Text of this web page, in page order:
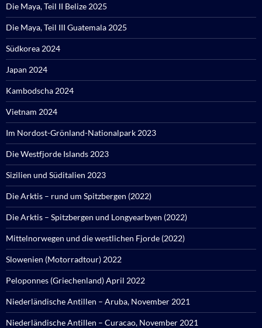
Die Maya, Teil II Belize 2025
Die Maya, Teil III Guatemala 2025
Südkorea 2024
Japan 2024
Kambodscha 2024
Vietnam 2024
Im Nordost-Grönland-Nationalpark 2023
Die Westfjorde Islands 2023
Sizilien und Süditalien 2023
Die Arktis – rund um Spitzbergen (2022)
Die Arktis – Spitzbergen und Longyearbyen (2022)
Mittelnorwegen und die westlichen Fjorde (2022)
Slowenien (Motorradtour) 2022
Peloponnes (Griechenland) April 2022
Niederländische Antillen – Aruba, November 2021
Niederländische Antillen – Curacao, November 2021